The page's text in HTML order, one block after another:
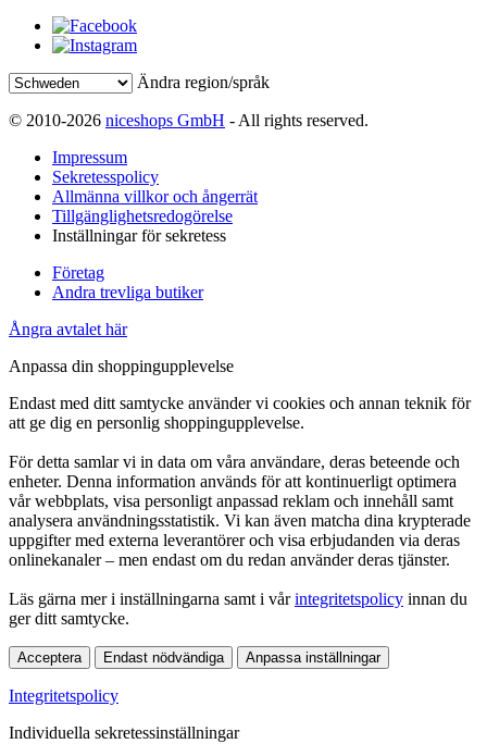
Ändra region/språk
© 2010-2026 niceshops GmbH - All rights reserved.
Impressum
Sekretesspolicy
Allmänna villkor och ångerrät
Tillgänglighetsredogörelse
Inställningar för sekretess
Företag
Andra trevliga butiker
Ångra avtalet här
Anpassa din shoppingupplevelse
Endast med ditt samtycke använder vi cookies och annan teknik för
att ge dig en personlig shoppingupplevelse.
För detta samlar vi in data om våra användare, deras beteende och
enheter. Denna information används för att kontinuerligt optimera
vår webbplats, visa personligt anpassad reklam och innehåll samt
analysera användningsstatistik. Vi kan även matcha dina krypterade
uppgifter med externa leverantörer och visa erbjudanden via deras
onlinekanaler – men endast om du redan använder deras tjänster.
Läs gärna mer i inställningarna samt i vårintegritetspolicy innan du
ger ditt samtycke.
Acceptera Endast nödvändiga Anpassa inställningar
Integritetspolicy
Individuella sekretessinställningar